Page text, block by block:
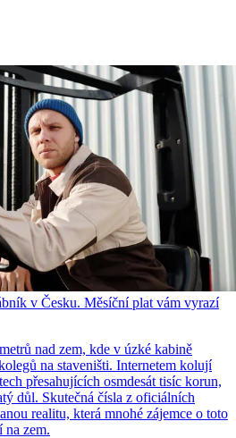
v Česku. Měsíční plat vám vyrazí
nad zem, kde v úzké kabině
na staveništi. Internetem kolují
přesahujících osmdesát tisíc korun,
důl. Skutečná čísla z oficiálních
realitu, která mnohé zájemce o toto
na zem.